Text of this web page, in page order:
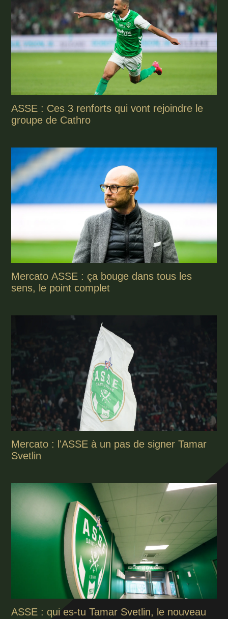
ASSE : Ces 3 renforts qui vont rejoindre le
groupe de Cathro
Mercato ASSE : ça bouge dans tous les
sens, le point complet
Mercato : l'ASSE à un pas de signer Tamar
Svetlin
ASSE : qui es-tu Tamar Svetlin, le nouveau